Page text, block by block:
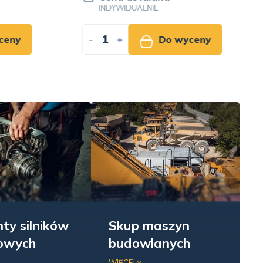
INDYWIDUALNIE
+ Do wyceny
silników
Skup maszyn
budowlanych